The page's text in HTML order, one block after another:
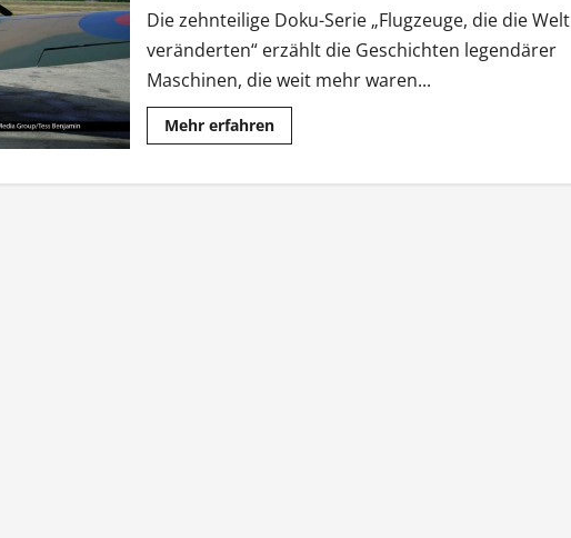
Die zehnteilige Doku-Serie „Flugzeuge, die die Welt
veränderten“ erzählt die Geschichten legendärer
Maschinen, die weit mehr waren...
Mehr erfahrenMehr
Informationen
Geographic